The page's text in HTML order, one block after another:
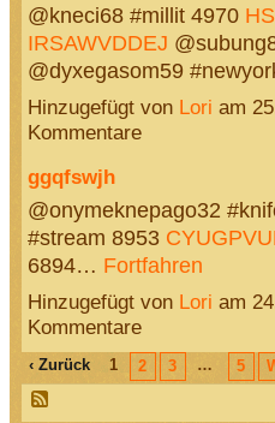
@kneci68 #millit 4970
IRSAWVDDEJ
@dyxegasom59
Hinzugefügt von Lori am
Kommentare
ggqfswjh
@onymeknepago32
#stream 8953
6894… Fortfahren
Hinzugefügt von Lori am
Kommentare
‹ Zurück 1 2 3 … 5